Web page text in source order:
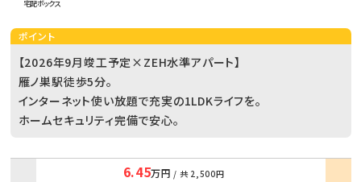
宅配ボックス
ポイント
【2026年9月竣工予定×ZEH水準アパート】
雁ノ巣駅徒歩5分。
インターネット使い放題で充実の1LDKライフを。
ホームセキュリティ完備で安心。
6.45万円 / 共 2,500円